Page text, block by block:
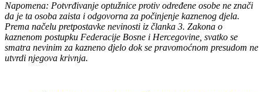
Napomena: Potvrđivanje optužnice protiv određene osobe ne znači
da je ta osoba zaista i odgovorna za počinjenje kaznenog djela.
Prema načelu pretpostavke nevinosti iz članka 3. Zakona o
kaznenom postupku Federacije Bosne i Hercegovine, svatko se
smatra nevinim za kazneno djelo dok se pravomoćnom presudom ne
utvrdi njegova krivnja.